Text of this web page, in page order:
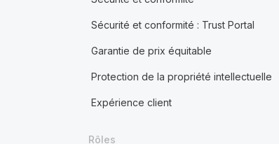
Sécurité et conformité : Trust Portal
Garantie de prix équitable
Protection de la propriété intellectuelle
Expérience client
Rôles